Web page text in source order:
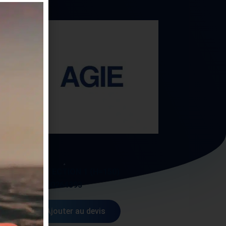
AG590264393
Ajouter au devis